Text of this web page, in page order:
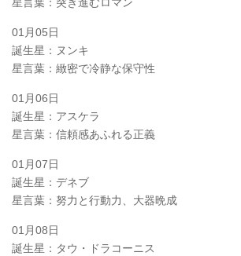
01月05日
誕生星：ヌンキ
星言葉：緻密で冷静な保守性
01月06日
誕生星：アスケラ
星言葉：信頼感あふれる正義
01月07日
誕生星：デネブ
星言葉：努力と行動力、大器晩成
01月08日
誕生星：タウ・ドラコーニス